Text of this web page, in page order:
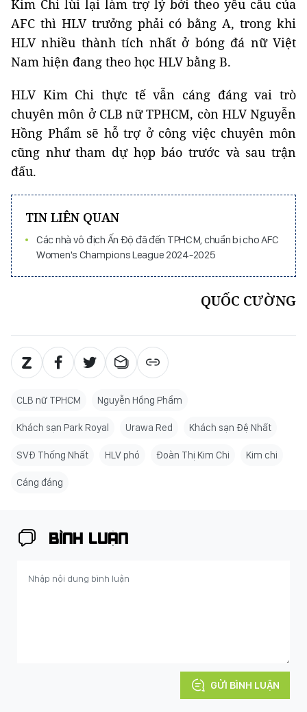
Kim Chi lùi lại làm trợ lý bởi theo yêu cầu của
AFC thì HLV trưởng phải có bằng A, trong khi
HLV nhiều thành tích nhất ở bóng đá nữ Việt
Nam hiện đang theo học HLV bằng B.
HLV Kim Chi thực tế vẫn cáng đáng vai trò
chuyên môn ở CLB nữ TPHCM, còn HLV Nguyễn
Hồng Phẩm sẽ hỗ trợ ở công việc chuyên môn
cũng như tham dự họp báo trước và sau trận
đấu.
TIN LIÊN QUAN
Các nhà vô địch Ấn Độ đã đến TPHCM, chuẩn bị cho AFC
Women's Champions League 2024-2025
QUỐC CƯỜNG
CLB nữ TPHCM Nguyễn Hồng Phẩm
Khách sạn Park Royal Urawa Red Khách sạn Đệ Nhất
SVĐ Thống Nhất HLV phó Đoàn Thị Kim Chi Kim chi
Cáng đáng
BÌNH LUẬN
GỬI BÌNH LUẬN